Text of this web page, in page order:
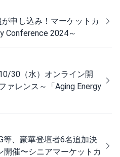
が申し込み！マーケットカ
Conference 2024～
30（水）オンライン開
ァレンス～「Aging Energy
等、豪華登壇者6名追加決
催〜シニアマーケットカ